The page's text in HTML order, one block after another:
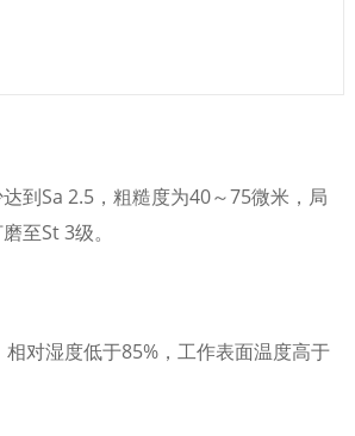
到Sa 2.5，粗糙度为40～75微米，局
至St 3级。
对湿度低于85%，工作表面温度高于